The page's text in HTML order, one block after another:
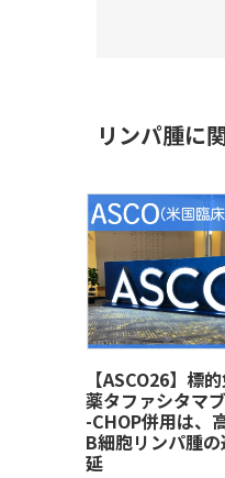
リンパ腫に
【ASCO26】標
薬タファシタマ
-CHOP併用は、
B細胞リンパ腫
延